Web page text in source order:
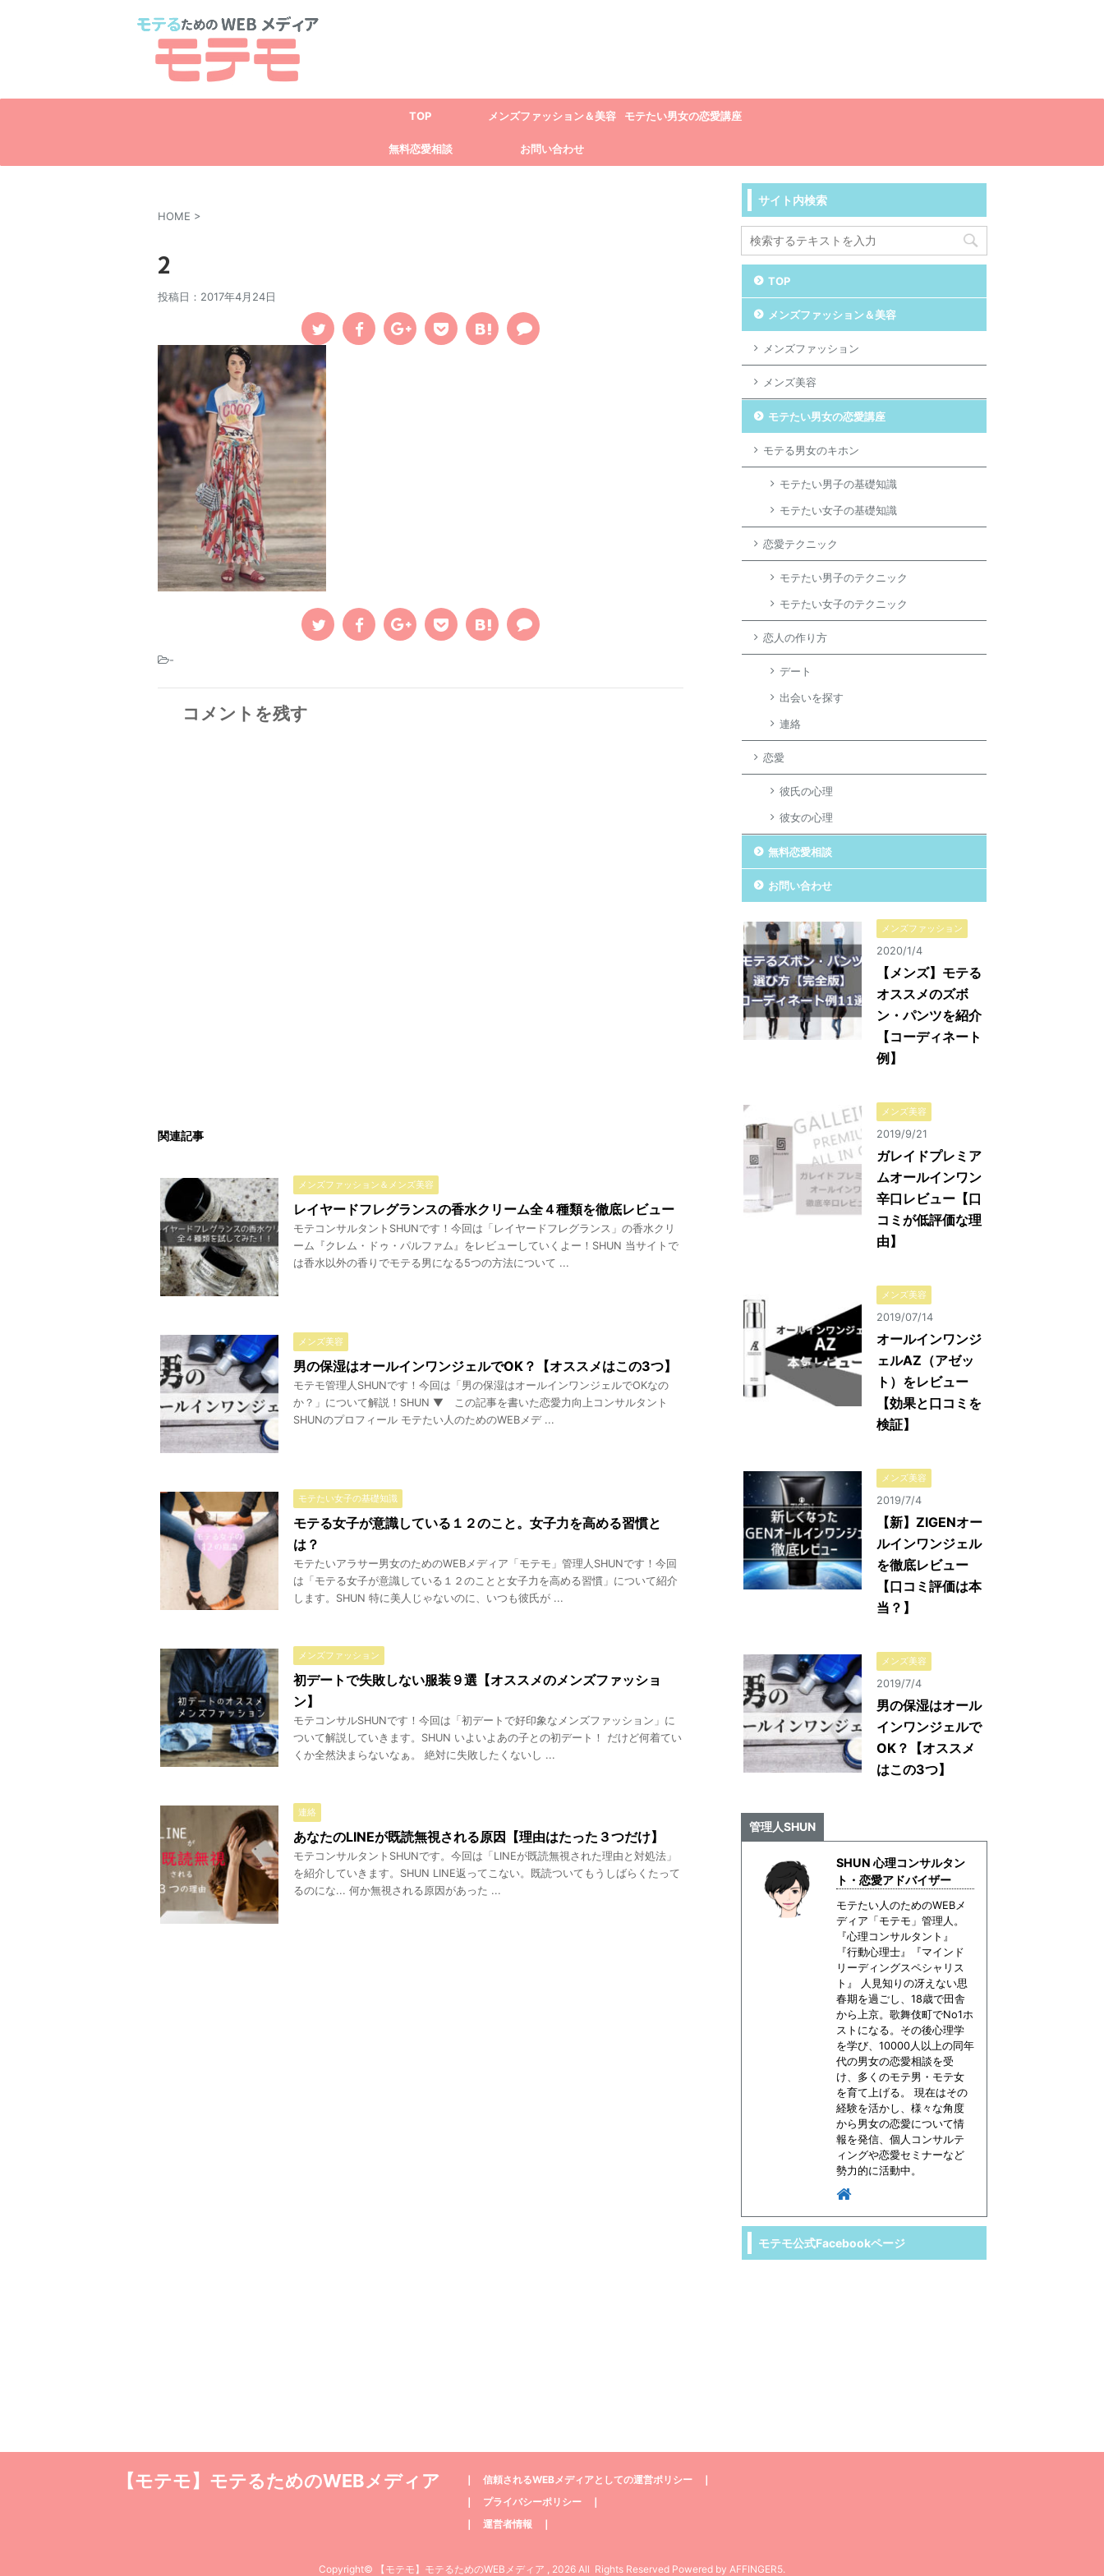
TOP メンズファッション＆美容 モテたい男女の恋愛講座
無料恋愛相談 お問い合わせ
HOME >
2
投稿日： 2017年4月24日
-
コメントを残す
関連記事
メンズファッション＆メンズ美容
レイヤードフレグランスの香水クリーム全４種類を徹底レビュー
モテコンサルタントSHUNです！今回は「レイヤードフレグランス」の香水クリ
ーム『クレム・ドゥ・パルファム』をレビューしていくよー！SHUN 当サイトで
は香水以外の香りでモテる男になる5つの方法について ...
メンズ美容
男の保湿はオールインワンジェルでOK？【オススメはこの3つ】
モテモ管理人SHUNです！今回は「男の保湿はオールインワンジェルでOKなの
か？」について解説！SHUN ▼ この記事を書いた恋愛力向上コンサルタント
SHUNのプロフィール モテたい人のためのWEBメデ ...
モテたい女子の基礎知識
モテる女子が意識している１２のこと。女子力を高める習慣と
は？
モテたいアラサー男女のためのWEBメディア「モテモ」管理人SHUNです！今回
は「モテる女子が意識している１２のことと女子力を高める習慣」について紹介
します。SHUN 特に美人じゃないのに、いつも彼氏が ...
メンズファッション
初デートで失敗しない服装９選【オススメのメンズファッショ
ン】
モテコンサルSHUNです！今回は「初デートで好印象なメンズファッション」に
ついて解説していきます。SHUN いよいよあの子との初デート！ だけど何着てい
くか全然決まらないなぁ。 絶対に失敗したくないし ...
連絡
あなたのLINEが既読無視される原因【理由はたった３つだけ】
モテコンサルタントSHUNです。今回は「LINEが既読無視された理由と対処法」
を紹介していきます。SHUN LINE返ってこない。既読ついてもうしばらくたって
るのにな... 何か無視される原因があった ...
サイト内検索
TOP
メンズファッション＆美容
メンズファッション
メンズ美容
モテたい男女の恋愛講座
モテる男女のキホン
モテたい男子の基礎知識
モテたい女子の基礎知識
恋愛テクニック
モテたい男子のテクニック
モテたい女子のテクニック
恋人の作り方
デート
出会いを探す
連絡
恋愛
彼氏の心理
彼女の心理
無料恋愛相談
お問い合わせ
メンズファッション
2020/1/4
【メンズ】モテる
オススメのズボ
ン・パンツを紹介
【コーディネート
例】
メンズ美容
2019/9/21
ガレイドプレミア
ムオールインワン
辛口レビュー【口
コミが低評価な理
由】
メンズ美容
2019/07/14
オールインワンジ
ェルAZ（アゼッ
ト）をレビュー
【効果と口コミを
検証】
メンズ美容
2019/7/4
【新】ZIGENオー
ルインワンジェル
を徹底レビュー
【口コミ評価は本
当？】
メンズ美容
2019/7/4
男の保湿はオール
インワンジェルで
OK？【オススメ
はこの3つ】
管理人SHUN
SHUN 心理コンサルタン
ト・恋愛アドバイザー
モテたい人のためのWEBメ
ディア「モテモ」管理人。
『心理コンサルタント』
『行動心理士』『マインド
リーディングスペシャリス
ト』 人見知りの冴えない思
春期を過ごし、18歳で田舎
から上京。歌舞伎町でNo1ホ
ストになる。その後心理学
を学び、10000人以上の同年
代の男女の恋愛相談を受
け、多くのモテ男・モテ女
を育て上げる。 現在はその
経験を活かし、様々な角度
から男女の恋愛について情
報を発信、個人コンサルテ
ィングや恋愛セミナーなど
勢力的に活動中。
モテモ公式Facebookページ
❘ 信頼されるWEBメディアとしての運営ポリシー ❘
❘ プライバシーポリシー ❘
❘ 運営者情報 ❘
【モテモ】モテるためのWEBメディア
Copyright© 【モテモ】モテるためのWEBメディア , 2026 All Rights Reserved Powered by AFFINGER5.